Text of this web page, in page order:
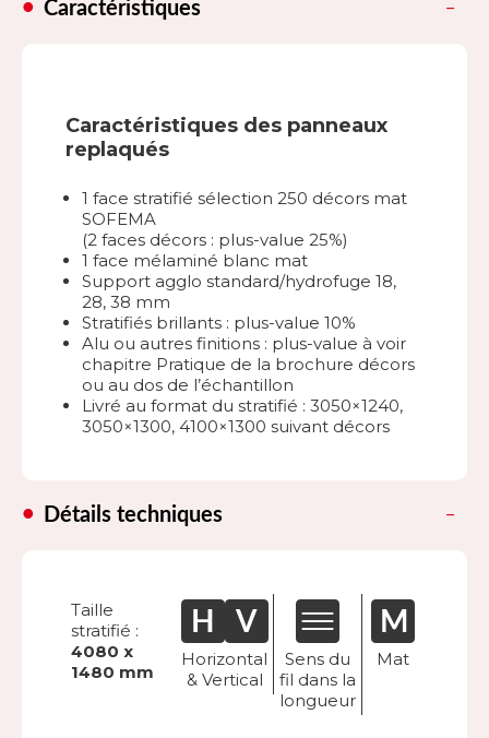
Caractéristiques
Caractéristiques des panneaux
replaqués
1 face stratifié sélection 250 décors mat
SOFEMA
(2 faces décors : plus-value 25%)
1 face mélaminé blanc mat
Support agglo standard/hydrofuge 18,
28, 38 mm
Stratifiés brillants : plus-value 10%
Alu ou autres finitions : plus-value à voir
chapitre Pratique de la brochure décors
ou au dos de l’échantillon
Livré au format du stratifié : 3050×1240,
3050×1300, 4100×1300 suivant décors
Détails techniques
Taille
stratifié :
4080 x
1480 mm
Horizontal
& Vertical
Sens du
fil dans la
longueur
Mat